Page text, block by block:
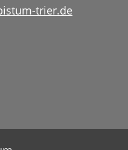
trier.de